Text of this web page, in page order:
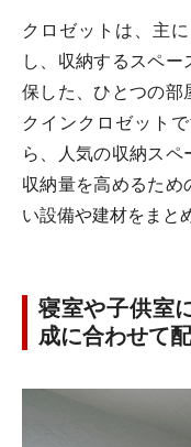
クロゼットは、主
し、収納するスペ
保した、ひとつの部
クインクロゼット
ら、人気の収納スペ
収納量を高めるため
い設備や建材をまと
寝室や子供室
成に合わせて